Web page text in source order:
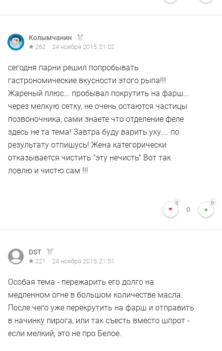
Колымчанин
262 24 ноября 2015, 21:02
сегодня парни решил попробывать
гастрономические вкусности этого рыпа!!!
Жареный плюс... пробывал покрутить на фарш...
через мелкую сетку, не очень остаются частицы
позвоночника, сами знаете что отделение феле
здесь не та тема! Завтра буду варить уху.... по
результату отпишусь! Жена категорически
отказывается чистить "эту нечисть" Вот так
ловлю и чистю сам !!!
0
0
0
DST
221 24 ноября 2015, 21:51
Особая тема - пережарить его долго на
медленном огне в большом количестве масла.
После чего уже перекрутить на фарш и отправить
в начинку пирога, или так съесть вместо шпрот -
если мелкий, это не про Белое.